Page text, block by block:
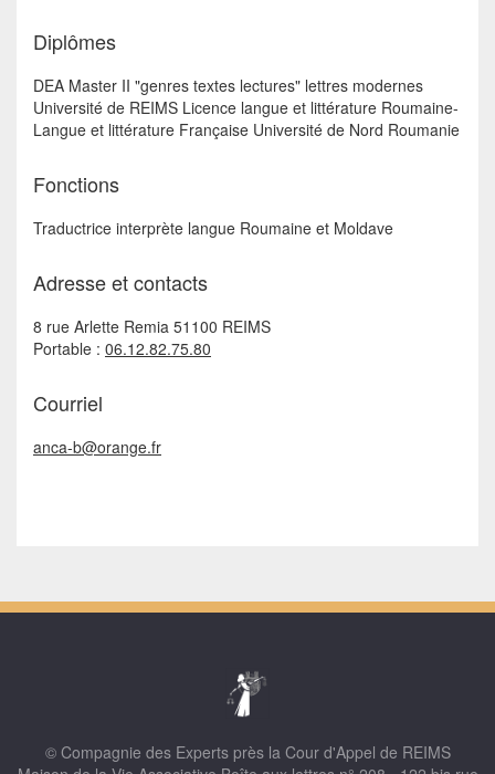
Diplômes
DEA Master II "genres textes lectures" lettres modernes
Université de REIMS Licence langue et littérature Roumaine-
Langue et littérature Française Université de Nord Roumanie
Fonctions
Traductrice interprète langue Roumaine et Moldave
Adresse et contacts
8 rue Arlette Remia 51100 REIMS
Portable : 06.12.82.75.80
Courriel
anca-b@orange.fr
© Compagnie des Experts près la Cour d'Appel de REIMS